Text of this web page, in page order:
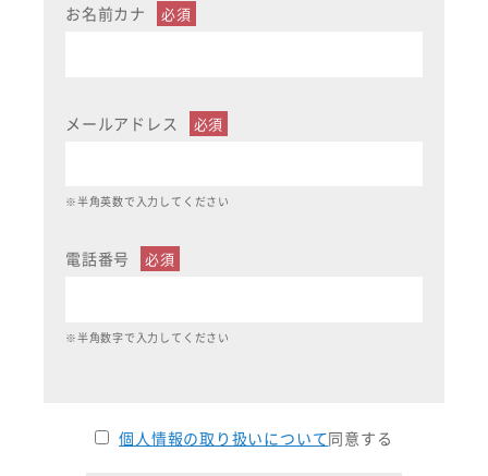
お名前カナ
メールアドレス
※半角英数で入力してください
電話番号
※半角数字で入力してください
個人情報の取り扱いについて同意する